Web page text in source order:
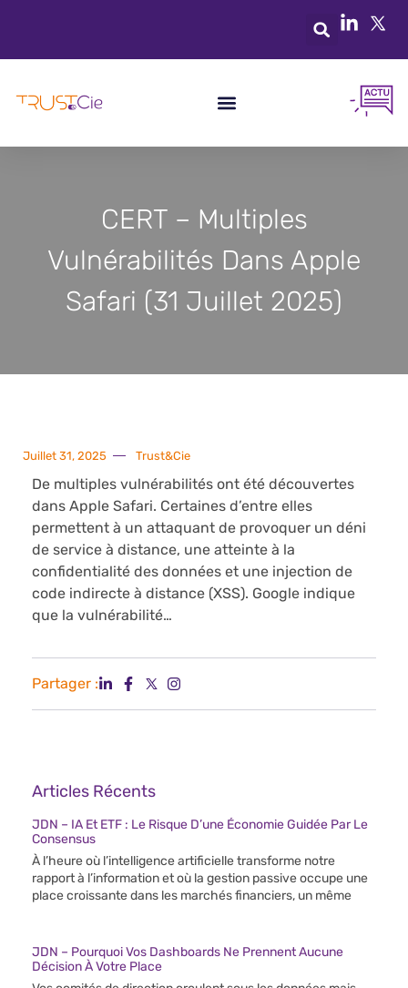
CERT – Multiples
Vulnérabilités Dans Apple
Safari (31 Juillet 2025)
Juillet 31, 2025 Trust&Cie
De multiples vulnérabilités ont été découvertes
dans Apple Safari. Certaines d’entre elles
permettent à un attaquant de provoquer un déni
de service à distance, une atteinte à la
confidentialité des données et une injection de
code indirecte à distance (XSS). Google indique
que la vulnérabilité…
Partager :
Articles Récents
JDN – IA Et ETF : Le Risque D’une Économie Guidée Par Le
Consensus
À l’heure où l’intelligence artificielle transforme notre
rapport à l’information et où la gestion passive occupe une
place croissante dans les marchés financiers, un même
JDN – Pourquoi Vos Dashboards Ne Prennent Aucune
Décision À Votre Place